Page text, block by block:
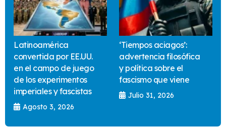
Latinoamérica
convertida por EE.UU.
en el campo de juego
de los experimentos
imperiales y fascistas
Agosto 3, 2026
‘Tiempos aciagos’:
advertencia filosófica
y política sobre el
fascismo que viene
Julio 31, 2026